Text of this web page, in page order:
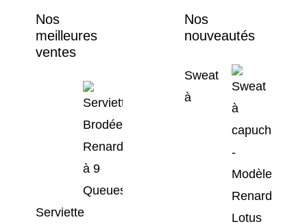
Nos
meilleures
ventes
Serviette
Nos
nouveautés
Sweat
à